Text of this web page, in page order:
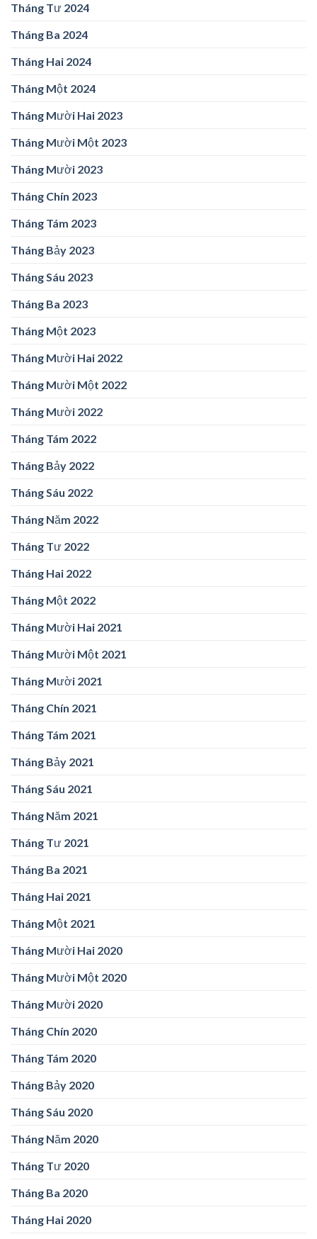
Tháng Tư 2024
Tháng Ba 2024
Tháng Hai 2024
Tháng Một 2024
Tháng Mười Hai 2023
Tháng Mười Một 2023
Tháng Mười 2023
Tháng Chín 2023
Tháng Tám 2023
Tháng Bảy 2023
Tháng Sáu 2023
Tháng Ba 2023
Tháng Một 2023
Tháng Mười Hai 2022
Tháng Mười Một 2022
Tháng Mười 2022
Tháng Tám 2022
Tháng Bảy 2022
Tháng Sáu 2022
Tháng Năm 2022
Tháng Tư 2022
Tháng Hai 2022
Tháng Một 2022
Tháng Mười Hai 2021
Tháng Mười Một 2021
Tháng Mười 2021
Tháng Chín 2021
Tháng Tám 2021
Tháng Bảy 2021
Tháng Sáu 2021
Tháng Năm 2021
Tháng Tư 2021
Tháng Ba 2021
Tháng Hai 2021
Tháng Một 2021
Tháng Mười Hai 2020
Tháng Mười Một 2020
Tháng Mười 2020
Tháng Chín 2020
Tháng Tám 2020
Tháng Bảy 2020
Tháng Sáu 2020
Tháng Năm 2020
Tháng Tư 2020
Tháng Ba 2020
Tháng Hai 2020